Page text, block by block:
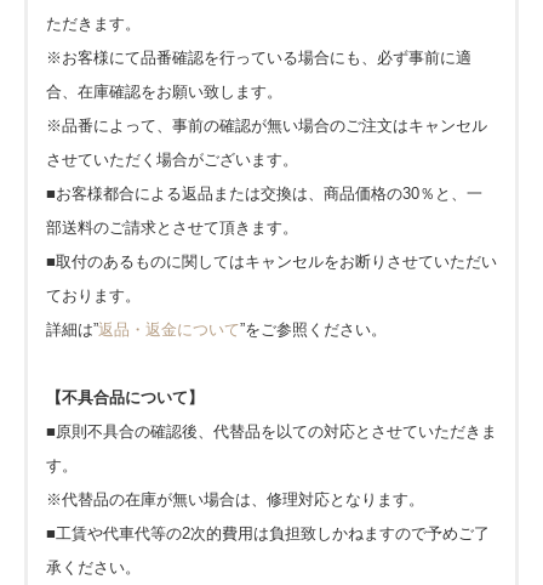
ただきます。
※お客様にて品番確認を行っている場合にも、必ず事前に適
合、在庫確認をお願い致します。
※品番によって、事前の確認が無い場合のご注文はキャンセル
させていただく場合がございます。
■お客様都合による返品または交換は、商品価格の30％と、一
部送料のご請求とさせて頂きます。
■取付のあるものに関してはキャンセルをお断りさせていただい
ております。
詳細は”返品・返金について”をご参照ください。
【不具合品について】
■原則不具合の確認後、代替品を以ての対応とさせていただきま
す。
※代替品の在庫が無い場合は、修理対応となります。
■工賃や代車代等の2次的費用は負担致しかねますので予めご了
承ください。